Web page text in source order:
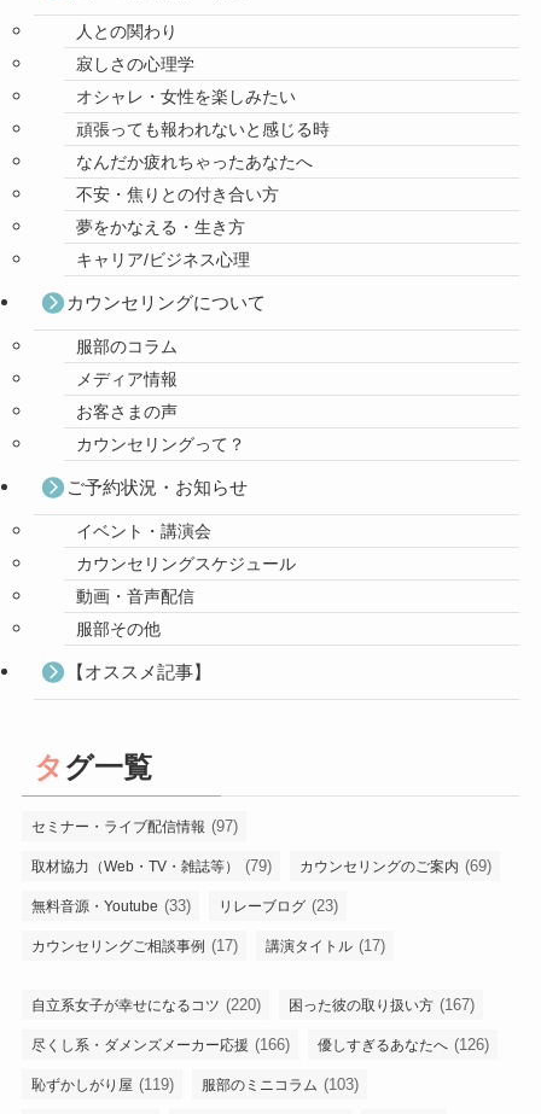
人との関わり
寂しさの心理学
オシャレ・女性を楽しみたい
頑張っても報われないと感じる時
なんだか疲れちゃったあなたへ
不安・焦りとの付き合い方
夢をかなえる・生き方
キャリア/ビジネス心理
カウンセリングについて
服部のコラム
メディア情報
お客さまの声
カウンセリングって？
ご予約状況・お知らせ
イベント・講演会
カウンセリングスケジュール
動画・音声配信
服部その他
【オススメ記事】
タグ一覧
セミナー・ライブ配信情報 (97)
取材協力（Web・TV・雑誌等） (79) カウンセリングのご案内 (69)
無料音源・Youtube (33) リレーブログ (23)
カウンセリングご相談事例 (17) 講演タイトル (17)
自立系女子が幸せになるコツ (220) 困った彼の取り扱い方 (167)
尽くし系・ダメンズメーカー応援 (166) 優しすぎるあなたへ (126)
恥ずかしがり屋 (119) 服部のミニコラム (103)